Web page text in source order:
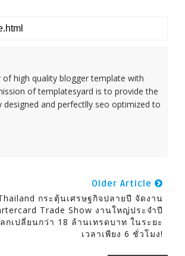
high quality blogger template with
of templatesyard is to provide the
and perfectlly seo optimized to
Older Article
กระตุ้นเศรษฐกิจปลายปี จัดงาน
Trade Show งานใหญ่ประจำปี
กเปลี่ยนกว่า 18 ล้านเทรดบาท ในระยะ
เวลาเพียง 6 ชั่วโมง!